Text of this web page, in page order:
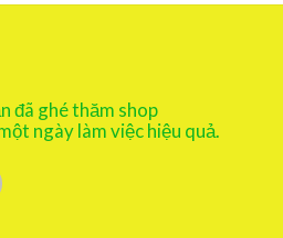
đã ghé thăm shop
ngày làm việc hiệu quả.